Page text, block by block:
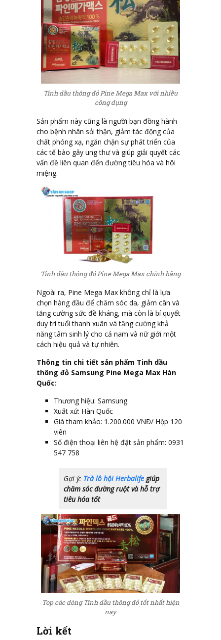
Tinh dầu thông đỏ Pine Mega Max với nhiều
công dụng
Sản phẩm này cũng là người bạn đồng hành
cho bệnh nhân sỏi thận, giảm tác động của
chất phóng xạ, ngăn chặn sự phát triển của
các tế bào gây ung thư và giúp giải quyết các
vấn đề liên quan đến đường tiêu hóa và hôi
miệng.
Tinh dầu thông đỏ Pine Mega Max chính hãng
Ngoài ra, Pine Mega Max không chỉ là lựa
chọn hàng đầu để chăm sóc da, giảm cân và
tăng cường sức đề kháng, mà còn là bí quyết
duy trì tuổi thanh xuân và tăng cường khả
năng tâm sinh lý cho cả nam và nữ giới một
cách hiệu quả và tự nhiên.
Thông tin chi tiết sản phẩm Tinh dầu
thông đỏ Samsung Pine Mega Max Hàn
Quốc:
Thương hiệu: Samsung
Xuất xứ: Hàn Quốc
Giá tham khảo: 1.200.000 VNĐ/ Hộp 120
viên
Số điện thoại liên hệ đặt sản phẩm: 0931
547 758
Gợi ý: Trà lô hội Herbalife giúp
chăm sóc đường ruột và hỗ trợ
tiêu hóa tốt
Top các dòng Tinh dầu thông đỏ tốt nhất hiện
nay
Lời kết